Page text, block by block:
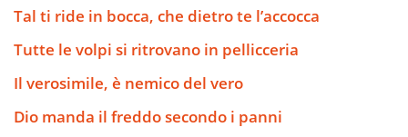
Tal ti ride in bocca, che dietro te l’accocca
Tutte le volpi si ritrovano in pellicceria
Il verosimile, è nemico del vero
Dio manda il freddo secondo i panni